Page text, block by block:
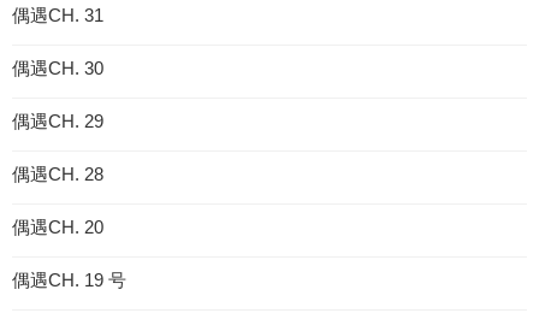
偶遇CH. 31
偶遇CH. 30
偶遇CH. 29
偶遇CH. 28
偶遇CH. 20
偶遇CH. 19 号